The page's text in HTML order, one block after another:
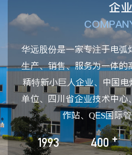
企
华远股份是一家专注于电弧
生产、销售、服务为一体
精特新小巨人企业、中国
单位、四川省企业技术中
作站、QES国际
1993 400 +